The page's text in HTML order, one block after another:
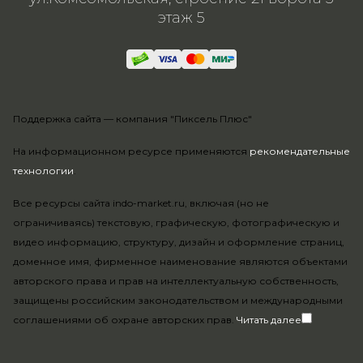
На информационном ресурсе применяются рекомендательные
технологии.
Все ресурсы сайта indo-market.ru, включая (но не
ограничиваясь) текстовую, графическую, фотографическую и
видео информацию, структуру, дизайн и оформление страниц,
доменное имя, фирменное наименование являются объектами
авторского права и прав на интеллектуальную собственность,
защищены российским законодательством и международными
соглашениями об охране авторских прав. Читать далее
этаж 5
Поддержка сайта — компания "Пиксель Плюс"